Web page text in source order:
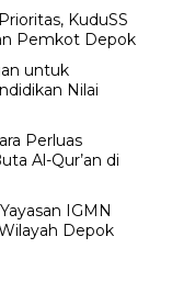
KuduSS
Pemkot Depok
untuk
Nilai
Perluas
Al-Qur’an di
IGMN
Depok